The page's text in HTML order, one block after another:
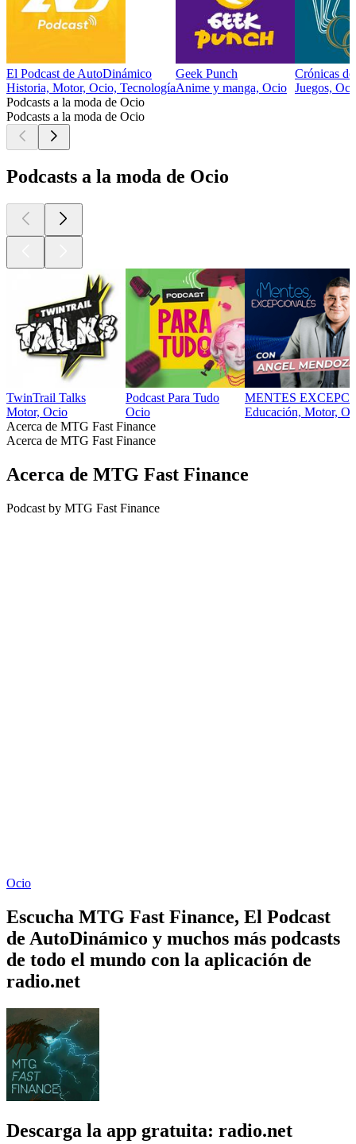
El Podcast de AutoDinámico
Historia, Motor, Ocio, Tecnología
Geek Punch
Anime y manga, Ocio
Crónicas
Juegos,
Podcasts a la moda de Ocio
Podcasts a la moda de Ocio
Podcasts a la moda de Ocio
TwinTrail Talks
Motor, Ocio
Podcast Para Tudo
Ocio
MENTES
Educación, Motor,
Acerca de MTG Fast Finance
Acerca de MTG Fast Finance
Acerca de MTG Fast Finance
Podcast by MTG Fast Finance
Ocio
Escucha MTG Fast Finance, El Podcast
de AutoDinámico y muchos más podcasts
de todo el mundo con la aplicación de
radio.net
Descarga la app gratuita: radio.net